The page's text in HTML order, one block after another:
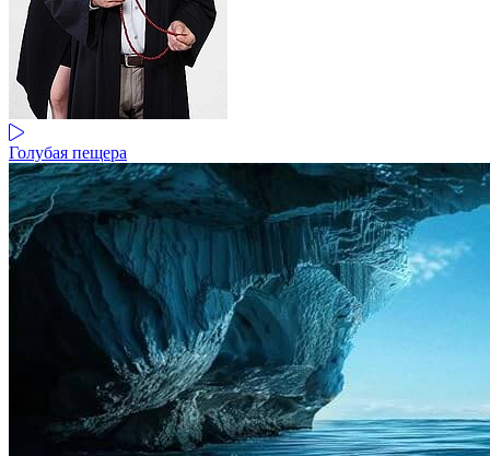
Голубая пещера